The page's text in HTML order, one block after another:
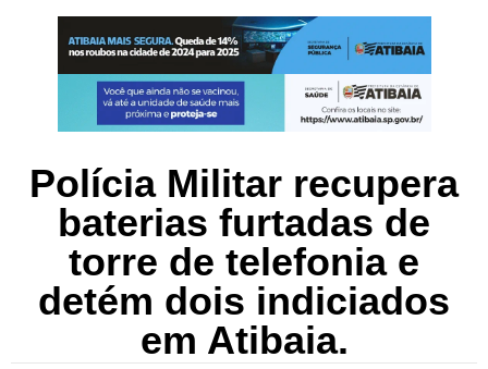
Polícia Militar recupera
baterias furtadas de
torre de telefonia e
detém dois indiciados
em Atibaia.